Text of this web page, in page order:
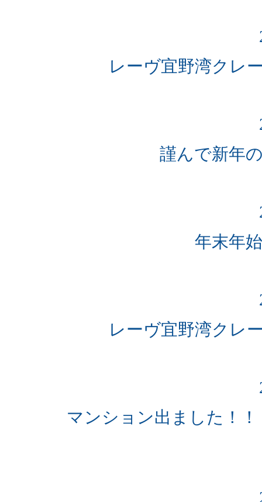
レーヴ宜野湾クレ
謹んで新年
年末年
レーヴ宜野湾クレ
マンション出ました！